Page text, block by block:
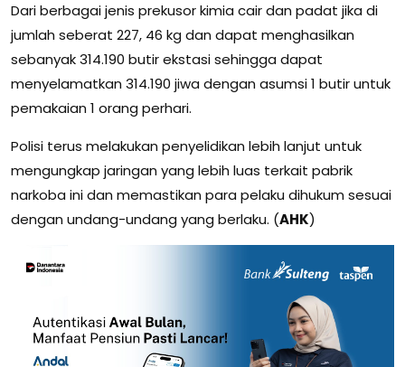
Dari berbagai jenis prekusor kimia cair dan padat jika di
jumlah seberat 227, 46 kg dan dapat menghasilkan
sebanyak 314.190 butir ekstasi sehingga dapat
menyelamatkan 314.190 jiwa dengan asumsi 1 butir untuk
pemakaian 1 orang perhari.
Polisi terus melakukan penyelidikan lebih lanjut untuk
mengungkap jaringan yang lebih luas terkait pabrik
narkoba ini dan memastikan para pelaku dihukum sesuai
dengan undang-undang yang berlaku. (AHK)